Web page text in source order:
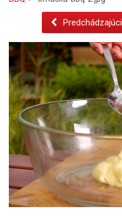
Predchádzajúci